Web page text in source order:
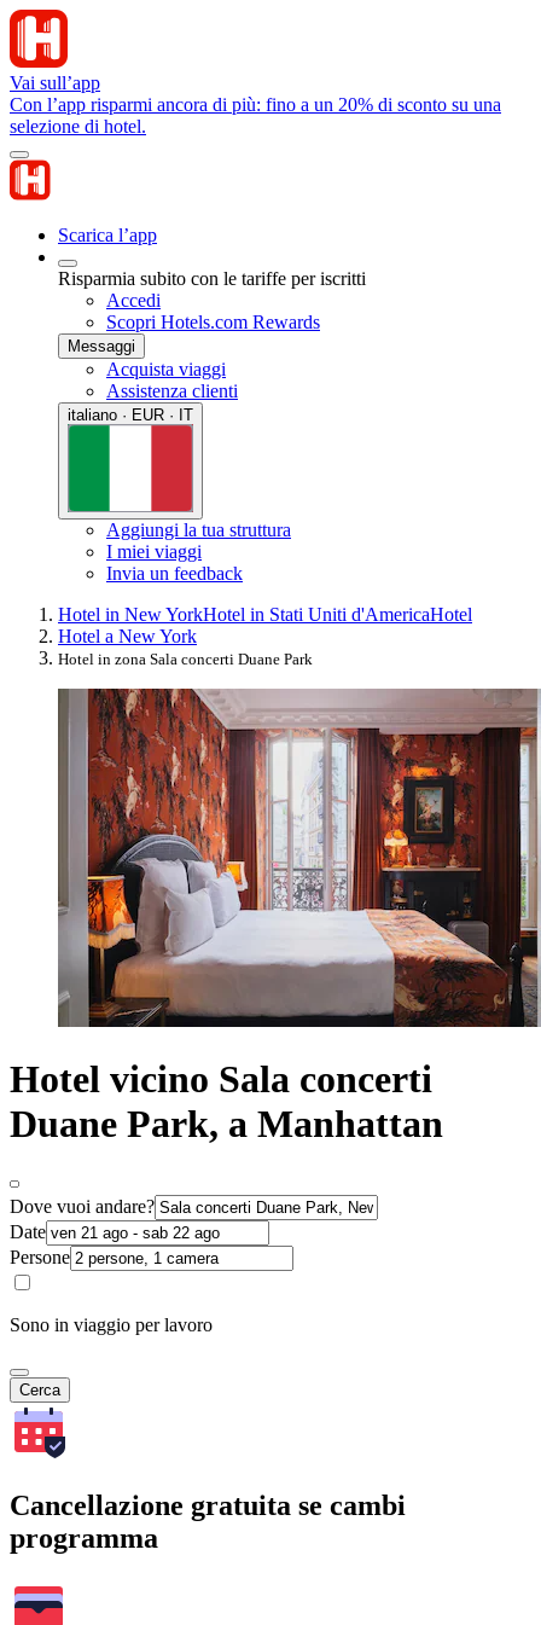
Vai sull’app
Con l’app risparmi ancora di più: fino a un 20% di sconto su una
selezione di hotel.
Scarica l’app
Risparmia subito con le tariffe per iscritti
Accedi
Scopri Hotels.com Rewards
Messaggi
Acquista viaggi
Assistenza clienti
italiano · EUR · IT
Aggiungi la tua struttura
I miei viaggi
Invia un feedback
Hotel in New YorkHotel in Stati Uniti d'AmericaHotel
Hotel a New York
Hotel in zona Sala concerti Duane Park
Hotel vicino Sala concerti
Duane Park, a Manhattan
Dove vuoi andare?
Date
Persone
Sono in viaggio per lavoro
Cerca
Cancellazione gratuita se cambi
programma